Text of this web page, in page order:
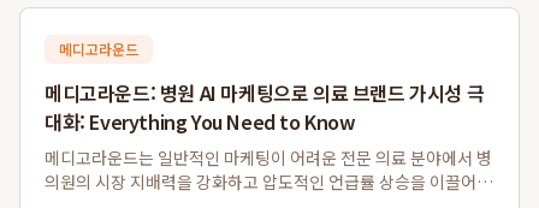
에 강점을 보이며, 대학병원...
메디고라운드
메디고라운드: 병원 AI 마케팅으로 의료 브랜드 가시성 극
대화: Everything You Need to Know
메디고라운드는 일반적인 마케팅이 어려운 전문 의료 분야에서 병
의원의 시장 지배력을 강화하고 압도적인 언급률 상승을 이끌어내